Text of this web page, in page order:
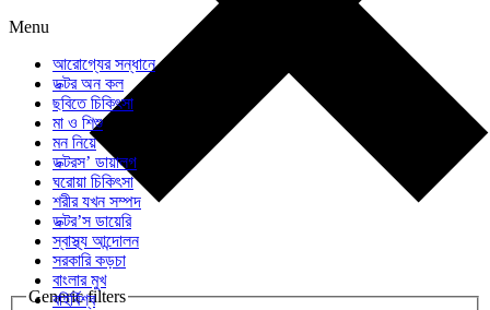
Generic filters
Menu
আরোগ্যের সন্ধানে
ডক্টর অন কল
ছবিতে চিকিৎসা
মা ও শিশু
মন নিয়ে
ডক্টরস’ ডায়ালগ
ঘরোয়া চিকিৎসা
শরীর যখন সম্পদ
ডক্টর’স ডায়েরি
স্বাস্থ্য আন্দোলন
সরকারি কড়চা
বাংলার মুখ
বহির্বিশ্ব